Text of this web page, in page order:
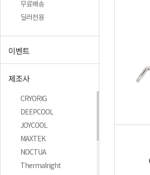
무료배송
딜러전용
이벤트
제조사
CRYORIG
DEEPCOOL
JOYCOOL
MAXTEK
NOCTUA
Thermalright